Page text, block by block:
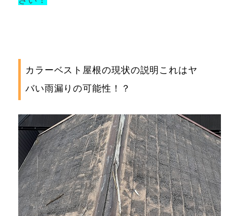
カラーベスト屋根の現状の説明これはヤ
バい雨漏りの可能性！？